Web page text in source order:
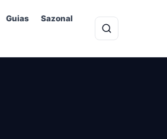
Guias Sazonal